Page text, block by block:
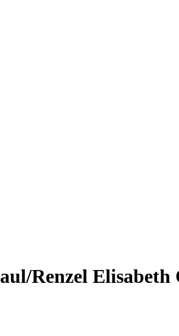
Renzel Elisabeth